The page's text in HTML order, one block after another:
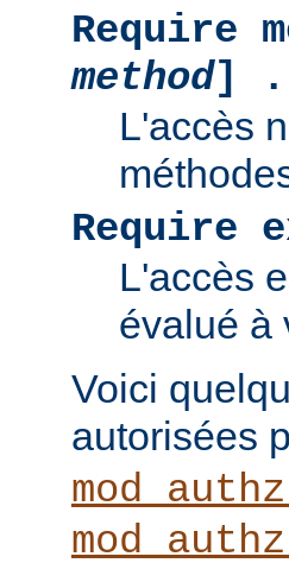
Require
method]
L'accès
Require
L'accès
évalué à
Voici
autorisées